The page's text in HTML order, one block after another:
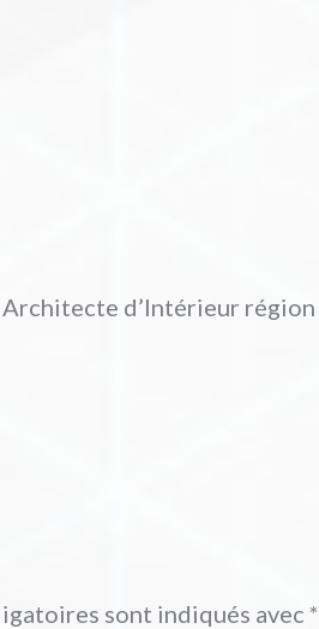
d’Intérieur région
sont indiqués avec *